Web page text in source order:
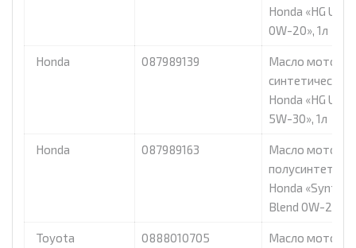
Honda «HG
0W-20», 1л
Honda 087989139
Масло
синтетическое
Honda «HG
5W-30», 1л
Honda 087989163
Масло
Honda
Blend 0W-20»,
Toyota 0888010705
Масло